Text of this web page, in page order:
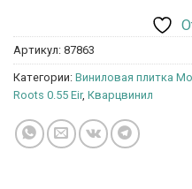
Артикул: 87863
Категории: Виниловая плитка
Roots 0.55 Eir, Кварцвинил